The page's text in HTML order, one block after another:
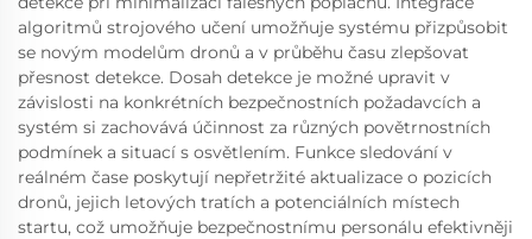
algoritmů strojového učení umožňuje systému přizpůsobit
se novým modelům dronů a v průběhu času zlepšovat
přesnost detekce. Dosah detekce je možné upravit v
závislosti na konkrétních bezpečnostních požadavcích a
systém si zachovává účinnost za různých povětrnostních
podmínek a situací s osvětlením. Funkce sledování v
reálném čase poskytují nepřetržité aktualizace o pozicích
dronů, jejich letových tratích a potenciálních místech
startu, což umožňuje bezpečnostnímu personálu efektivněji